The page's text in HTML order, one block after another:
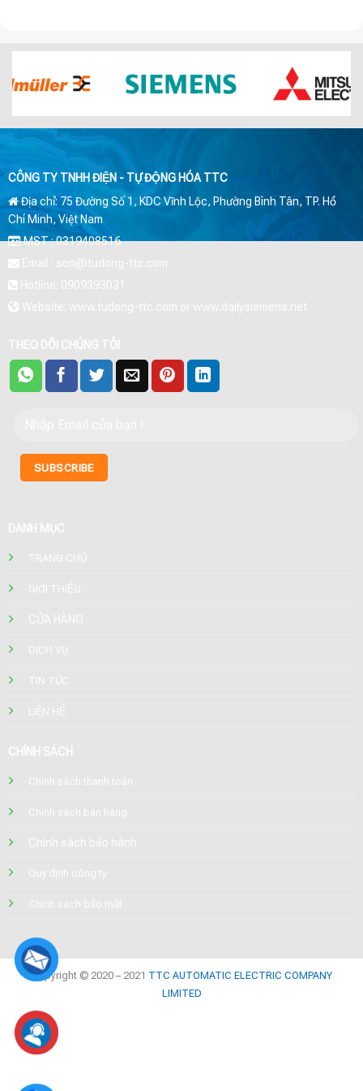
CÔNG TY TNHH ĐIỆN - TỰ ĐỘNG HÓA TTC
Địa chỉ: 75 Đường Số 1, KDC Vĩnh Lộc, Phường Bình Tân, TP. Hồ
Chí Minh, Việt Nam
MST : 0319408516
Email : son@tudong-ttc.com
Hotline: 0909393031
Website: www.tudong-ttc.com or www.dailysiemens.net
THEO DÕI CHÚNG TÔI
DANH MỤC
TRANG CHỦ
GIỚI THIỆU
CỬA HÀNG
DỊCH VỤ
TIN TỨC
LIÊN HỆ
CHÍNH SÁCH
Chính sách thanh toán
Chính sách bán hàng
Chính sách bảo hành
Quy định công ty
Chính sách bảo mật
Copyright © 2020 – 2021 TTC AUTOMATIC ELECTRIC COMPANY
LIMITED